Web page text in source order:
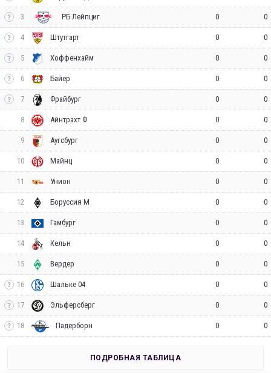
3 РБ Лейпциг 0 0
4 Штутгарт 0 0
5 Хоффенхайм 0 0
6 Байер 0 0
7 Фрайбург 0 0
8 Айнтрахт Ф 0 0
9 Аугсбург 0 0
10 Майнц 0 0
11 Унион 0 0
12 Боруссия М 0 0
13 Гамбург 0 0
14 Кельн 0 0
15 Вердер 0 0
16 Шальке 04 0 0
17 Эльферсберг 0 0
18 Падерборн 0 0
ПОДРОБНАЯ ТАБЛИЦА